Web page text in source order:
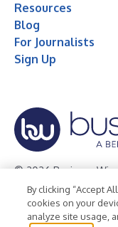
Resources
Blog
For Journalists
Sign Up
© 2026 Business
Privacy Policy
Terms of Use
Legal
By clicking “Accept
cookies on your
analyze site usage,